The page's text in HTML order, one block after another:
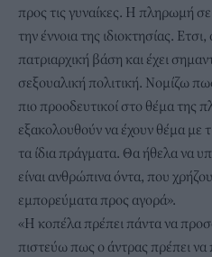
προς τις γυναίκες. Η πληρωμή
την έννοια της ιδιοκτησίας.
πατριαρχική βάση και έχει
σεξουαλική πολιτική. Νομίζω
πιο προοδευτικοί στο θέμα της
εξακολουθούν να έχουν θέμα με
τα ίδια πράγματα. Θα ήθελα να
είναι ανθρώπινα όντα, που
εμπορεύματα προς αγορά».
«Η κοπέλα πρέπει πάντα να
πιστεύω πως ο άντρας πρέπει